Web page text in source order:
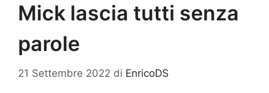
Mick lascia tutti senza
parole
21 Settembre 2022 di EnricoDS